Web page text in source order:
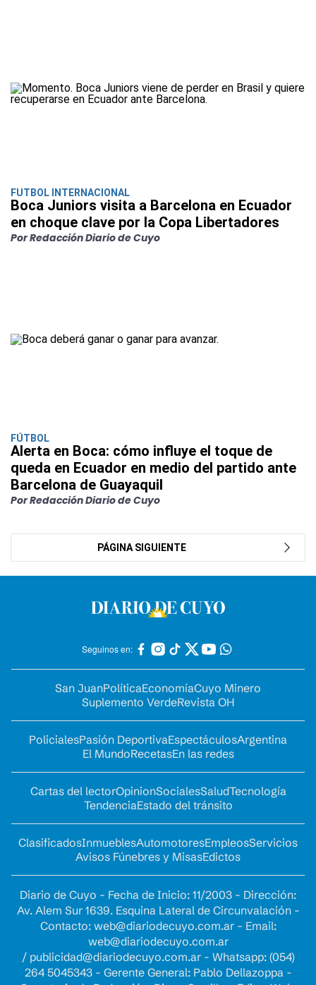
FUTBOL INTERNACIONAL
Boca Juniors visita a Barcelona en Ecuador
en choque clave por la Copa Libertadores
Por Redacción Diario de Cuyo
FÚTBOL
Alerta en Boca: cómo influye el toque de
queda en Ecuador en medio del partido ante
Barcelona de Guayaquil
Por Redacción Diario de Cuyo
PÁGINA SIGUIENTE
Seguinos en:
San JuanPolíticaEconomíaCuyo Minero
Suplemento VerdeRevista OH
PolicialesPasión DeportivaEspectáculosArgentina
El MundoRecetasEn las redes
Cartas del lectorOpinionSocialesSaludTecnología
TendenciaEstado del tránsito
ClasificadosInmueblesAutomotoresEmpleosServicios
Avisos Fúnebres y MisasEdictos
Diario de Cuyo - Fecha de Inicio: 11/2003 - Dirección:
Av. Alem Sur 1639. Esquina Lateral de Circunvalación -
Contacto: web@diariodecuyo.com.ar- Email:
web@diariodecuyo.com.ar
/ publicidad@diariodecuyo.com.ar- Whatsapp: (054)
264 5045343 - Gerente General: Pablo Dellazoppa -